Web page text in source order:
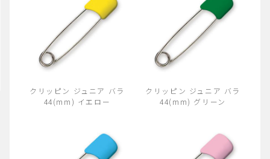
クリッピン ジュニア バラ
44(mm) イエロー
クリッピン ジュニア バラ
44(mm) グリーン